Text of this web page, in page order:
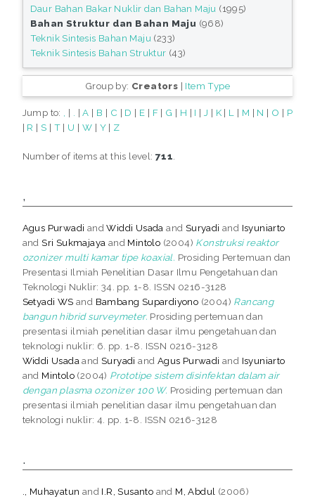
Daur Bahan Bakar Nuklir dan Bahan Maju (1995)
Bahan Struktur dan Bahan Maju (968)
Teknik Sintesis Bahan Maju (233)
Teknik Sintesis Bahan Struktur (43)
Group by: Creators | Item Type
Jump to: | |A | B | C | D | E | F| G | H | I | J | K| L | M | N | O | P
| R | S | T | U | W | Y| Z
Number of items at this level:711
,
Agus Purwadi andWiddi Usada and Suryadi and Isyuniarto
andSri Sukmajaya and Mintolo (2004) Konstruksi reaktor
ozonizer multi kamar tipe koaxial. Prosiding Pertemuan dan
Presentasi Ilmiah Penelitian Dasar Ilmu Pengetahuan dan
Teknologi Nuklir: 34. pp. 1-8. ISSN 0216-3128
Setyadi WS and Bambang Supardiyono (2004) Rancang
bangun hibrid surveymeter. Prosiding pertemuan dan
presentasi ilmiah penelitian dasar ilmu pengetahuan dan
teknologi nuklir: 6. pp. 1-8. ISSN 0216-3128
Widdi Usada andSuryadi and Agus Purwadi and Isyuniarto
and Mintolo (2004) Prototipe sistem disinfektan dalam air
dengan plasma ozonizer 100 W. Prosiding pertemuan dan
presentasi ilmiah penelitian dasar ilmu pengetahuan dan
teknologi nuklir: 4. pp. 1-8. ISSN 0216-3128
.
., Muhayatun and I.R, Susanto and M, Abdul (2006)